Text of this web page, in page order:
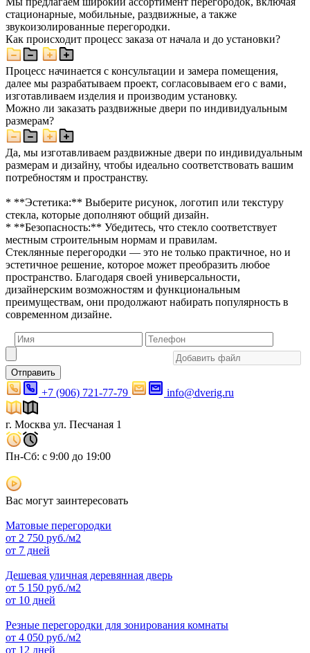
стационарные, мобильные, раздвижные, а также
звукоизолированные перегородки.
Как происходит процесс заказа от начала и до установки?
Процесс начинается с консультации и замера помещения,
далее мы разрабатываем проект, согласовываем его с вами,
изготавливаем изделия и производим установку.
Можно ли заказать раздвижные двери по индивидуальным
размерам?
Да, мы изготавливаем раздвижные двери по индивидуальным
размерам и дизайну, чтобы идеально соответствовать вашим
потребностям и пространству.
* **Эстетика:** Выберите рисунок, логотип или текстуру
стекла, которые дополняют общий дизайн.
* **Безопасность:** Убедитесь, что стекло соответствует
местным строительным нормам и правилам.
Стеклянные перегородки — это не только практичное, но и
эстетичное решение, которое может преобразить любое
пространство. Благодаря своей универсальности,
дизайнерским возможностям и функциональным
преимуществам, они продолжают набирать популярность в
современном дизайне.
Отправить
+7 (906) 721-77-79 info@dverig.ru
г. Москва ул. Песчаная 1
Пн-Сб: с 9:00 до 19:00
Вас могут заинтересовать
Матовые перегородки
от 2 750 руб./м2
от 7 дней
Дешевая уличная деревянная дверь
от 5 150 руб./м2
от 10 дней
Резные перегородки для зонирования комнаты
от 4 050 руб./м2
от 12 дней